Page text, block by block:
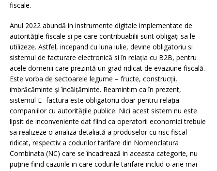
fiscale.
Anul 2022 abundă in instrumente digitale implementate de
autoritățile fiscale si pe care contribuabilii sunt obligați sa le
utilizeze. Astfel, incepand cu luna iulie, devine obligatoriu si
sistemul de facturare electronică si în relația cu B2B, pentru
acele domenii care prezintă un grad ridicat de evaziune fiscală.
Este vorba de sectoarele legume – fructe, construcții,
îmbrăcăminte și încălțăminte. Reamintim ca în prezent,
sistemul E- factura este obligatoriu doar pentru relația
companiilor cu autoritățile publice. Nici acest sistem nu este
lipsit de inconveniente dat fiind ca operatorii economici trebuie
sa realizeze o analiza detaliată a produselor cu risc fiscal
ridicat, respectiv a codurilor tarifare din Nomenclatura
Combinata (NC) care se încadrează in aceasta categorie, nu
puține fiind cazurile in care codurile tarifare includ o arie mai